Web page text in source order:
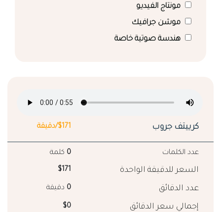
مونتاج الفيديو
موشن جرافيك
هندسة صوتية خاصة
كرييتف جروب $171/دقيقة
عدد الكلمات 0 كلمة
السعر للدقيقة الواحدة $171
عدد الدقائق 0 دقيقة
إجمالي سعر الدقائق $0